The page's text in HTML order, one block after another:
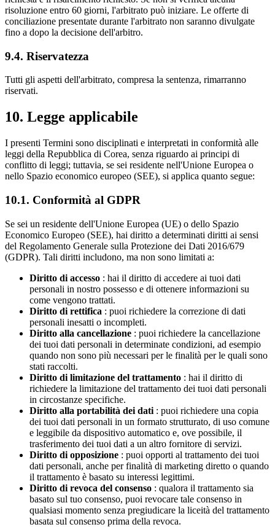
risoluzione entro 60 giorni, l'arbitrato può iniziare. Le offerte di
conciliazione presentate durante l'arbitrato non saranno divulgate
fino a dopo la decisione dell'arbitro.
9.4. Riservatezza
Tutti gli aspetti dell'arbitrato, compresa la sentenza, rimarranno
riservati.
10. Legge applicabile
I presenti Termini sono disciplinati e interpretati in conformità alle
leggi della Repubblica di Corea, senza riguardo ai principi di
conflitto di leggi; tuttavia, se sei residente nell'Unione Europea o
nello Spazio economico europeo (SEE), si applica quanto segue:
10.1. Conformità al GDPR
Se sei un residente dell'Unione Europea (UE) o dello Spazio
Economico Europeo (SEE), hai diritto a determinati diritti ai sensi
del Regolamento Generale sulla Protezione dei Dati 2016/679
(GDPR). Tali diritti includono, ma non sono limitati a:
Diritto di accesso : hai il diritto di accedere ai tuoi dati
personali in nostro possesso e di ottenere informazioni su
come vengono trattati.
Diritto di rettifica : puoi richiedere la correzione di dati
personali inesatti o incompleti.
Diritto alla cancellazione : puoi richiedere la cancellazione
dei tuoi dati personali in determinate condizioni, ad esempio
quando non sono più necessari per le finalità per le quali sono
stati raccolti.
Diritto di limitazione del trattamento : hai il diritto di
richiedere la limitazione del trattamento dei tuoi dati personali
in circostanze specifiche.
Diritto alla portabilità dei dati : puoi richiedere una copia
dei tuoi dati personali in un formato strutturato, di uso comune
e leggibile da dispositivo automatico e, ove possibile, il
trasferimento dei tuoi dati a un altro fornitore di servizi.
Diritto di opposizione : puoi opporti al trattamento dei tuoi
dati personali, anche per finalità di marketing diretto o quando
il trattamento è basato su interessi legittimi.
Diritto di revoca del consenso : qualora il trattamento sia
basato sul tuo consenso, puoi revocare tale consenso in
qualsiasi momento senza pregiudicare la liceità del trattamento
basata sul consenso prima della revoca.